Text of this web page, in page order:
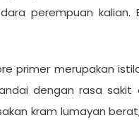
perempuan
primer merupakan
dengan rasa
kram lumayan